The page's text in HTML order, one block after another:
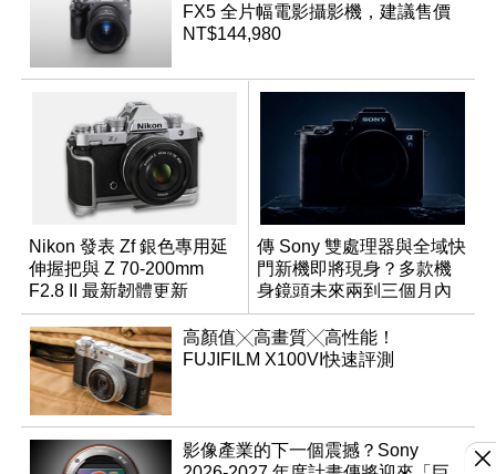
FX5 全片幅電影攝影機，建議售價
NT$144,980
Nikon 發表 Zf 銀色專用延
伸握把與 Z 70-200mm
F2.8 II 最新韌體更新
傳 Sony 雙處理器與全域快
門新機即將現身？多款機
身鏡頭未來兩到三個月內
有望登場
高顏值╳高畫質╳高性能！
FUJIFILM X100VI快速評測
影像產業的下一個震撼？Sony